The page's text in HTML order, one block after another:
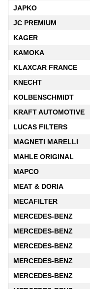
JAPKO
JC PREMIUM
KAGER
KAMOKA
KLAXCAR FRANCE
KNECHT
KOLBENSCHMIDT
KRAFT AUTOMOTIVE
LUCAS FILTERS
MAGNETI MARELLI
MAHLE ORIGINAL
MAPCO
MEAT & DORIA
MECAFILTER
MERCEDES-BENZ
MERCEDES-BENZ
MERCEDES-BENZ
MERCEDES-BENZ
MERCEDES-BENZ